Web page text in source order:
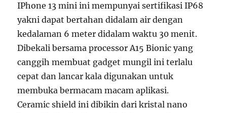
IPhone 13 mini ini mempunyai sertifikasi IP68
yakni dapat bertahan didalam air dengan
kedalaman 6 meter didalam waktu 30 menit.
Dibekali bersama processor A15 Bionic yang
canggih membuat gadget mungil ini terlalu
cepat dan lancar kala digunakan untuk
membuka bermacam macam aplikasi.
Ceramic shield ini dibikin dari kristal nano